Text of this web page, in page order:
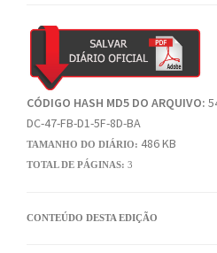
CÓDIGO HASH MD5 DO ARQUIVO:
DC-47-FB-D1-5F-8D-BA
TAMANHO DO DIÁRIO: 486 KB
TOTAL DE PÁGINAS: 3
CONTEÚDO DESTA EDIÇÃO